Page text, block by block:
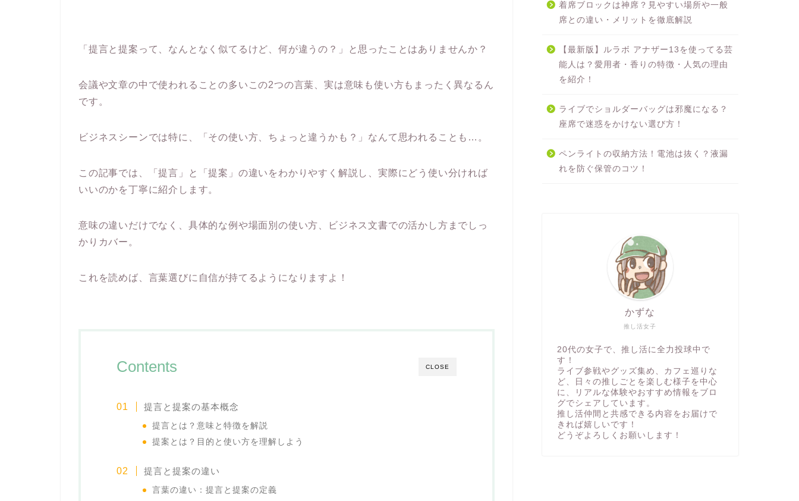
「提言と提案って、なんとなく似てるけど、何が違うの？」と思ったことはありませんか？
会議や文章の中で使われることの多いこの2つの言葉、実は意味も使い方もまったく異なるん
です。
ビジネスシーンでは特に、「その使い方、ちょっと違うかも？」なんて思われることも…。
この記事では、「提言」と「提案」の違いをわかりやすく解説し、実際にどう使い分ければ
いいのかを丁寧に紹介します。
意味の違いだけでなく、具体的な例や場面別の使い方、ビジネス文書での活かし方までしっ
かりカバー。
これを読めば、言葉選びに自信が持てるようになりますよ！
CLOSE
Contents
提言と提案の基本概念
提言とは？意味と特徴を解説
提案とは？目的と使い方を理解しよう
提言と提案の違い
言葉の違い：提言と提案の定義
着席ブロックは神席？見やすい場所や一般
席との違い・メリットを徹底解説
【最新版】ルラボ アナザー13を使ってる芸
能人は？愛用者・香りの特徴・人気の理由
を紹介！
ライブでショルダーバッグは邪魔になる？
座席で迷惑をかけない選び方！
ペンライトの収納方法！電池は抜く？液漏
れを防ぐ保管のコツ！
推し活女子
かずな
20代の女子で、推し活に全力投球中で
す！
ライブ参戦やグッズ集め、カフェ巡りな
ど、日々の推しごとを楽しむ様子を中心
に、リアルな体験やおすすめ情報をブロ
グでシェアしています。
推し活仲間と共感できる内容をお届けで
きれば嬉しいです！
どうぞよろしくお願いします！